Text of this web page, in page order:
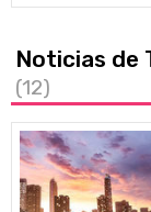
Noticias de
(12)